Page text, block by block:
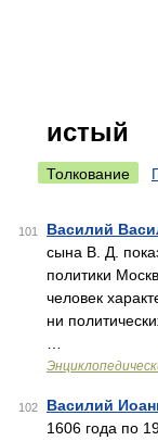
истый
Толкование
101 Василий
сына В. Д.
политики
человек
ни
102 Василий
1606 года по